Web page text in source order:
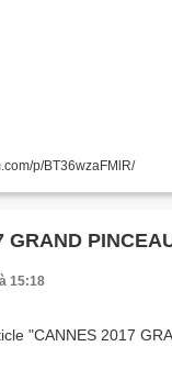
p/BT36wzaFMlR/
GRAND
15:18